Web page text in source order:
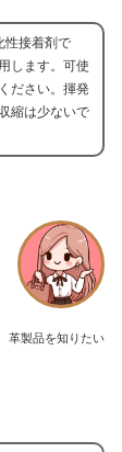
性接着剤で
します。可使
ださい。揮発
縮は少ないで
革製品を知りたい